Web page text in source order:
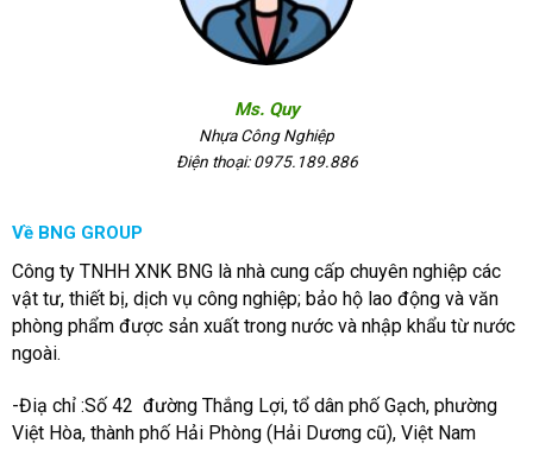
Ms. Quy
Nhựa Công Nghiệp
Điện thoại: 0975.189.886
Về BNG GROUP
Công ty TNHH XNK BNG là nhà cung cấp chuyên nghiệp các
vật tư, thiết bị, dịch vụ công nghiệp; bảo hộ lao động và văn
phòng phẩm được sản xuất trong nước và nhập khẩu từ nước
ngoài.
-Điạ chỉ :Số 42 đường Thắng Lợi, tổ dân phố Gạch, phường
Việt Hòa, thành phố Hải Phòng (Hải Dương cũ), Việt Nam